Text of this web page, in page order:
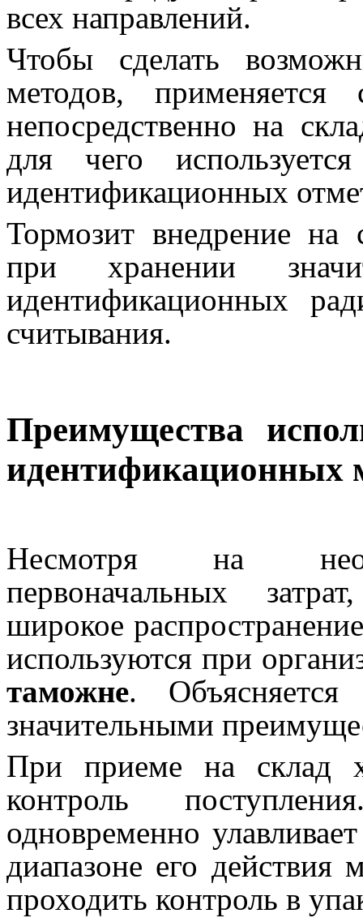
всех направлений.
Чтобы сделать
методов, применяется
непосредственно на
для чего
идентификационных
Тормозит внедрение на
при хранении
идентификационных
считывания.
Преимущества
идентификационных
Несмотря на
первоначальных
широкое
используются при
таможне.
значительными
При приеме на склад
контроль
одновременно
диапазоне его
проходить контроль в